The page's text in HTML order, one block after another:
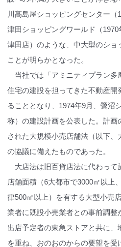
川髙島屋ショッピングセンター
津田ショッピングワールド（
津田店）のような、中大型のショ
ことが明らかとなった。
当社では「アミニティプラン多
住宅の建設を担ってきた不動産開
ることとなり、1974年9月、鷺沼
称）の建設計画を公表した。計画
された大規模小売店舗法（以下、
の協議に備えたものであった。
大店法は旧百貨店法に代わっ
店舗面積（6大都市で3000㎡以上
律500㎡以上）を有する大型小売
業者に既設小売業者との事前調整
出店予定者の東急ストアと共に、
を重ね、おのおのからの要望を